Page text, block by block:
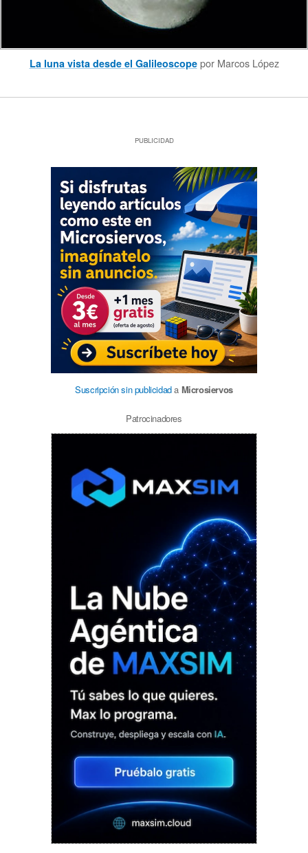
La luna vista desde el Galileoscopepor Marcos López
PUBLICIDAD
Suscripción sin publicidada Microsiervos
Patrocinadores